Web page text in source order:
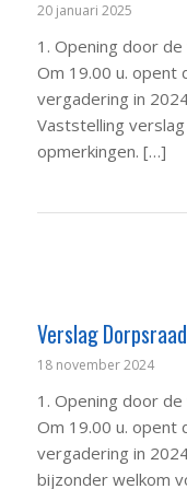
20 januari 2025
1. Opening door
Om 19.00 u.
vergadering in
Vaststelling
opmerkingen. […]
Verslag
18 november 2024
1. Opening door
Om 19.00 u.
vergadering in
bijzonder welkom